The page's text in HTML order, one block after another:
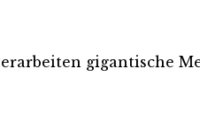
gigantische